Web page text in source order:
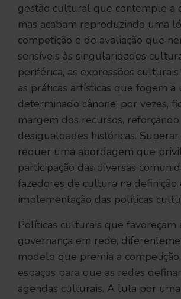
gestão cultural que contemple a
mas acabam reproduzindo uma
competição e de avaliação que
sensíveis às singularidades
periférica, as expressões
as práticas artísticas que fogem a
determinado cânone, por vezes,
margem dos recursos, reforçando
desigualdades históricas.
requer uma abordagem que
participação das diversas
fazedores de cultura na definição
implementação das políticas
Políticas culturais que favoreçam
governança em rede,
modelo que premia a
espaços para que as redes
agendas culturais. A luta por